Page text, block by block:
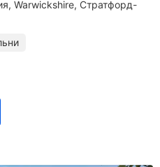
Warwickshire, Стратфорд-